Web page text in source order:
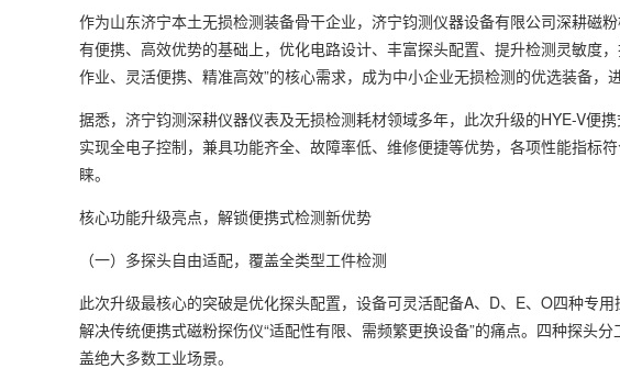
作为山东济宁本土无损检测装备骨干企业，济宁钧测仪器设备有限公司深耕
有便携、高效优势的基础上，优化电路设计、丰富探头配置、提升检测灵敏度
作业、灵活便携、精准高效”的核心需求，成为中小企业无损检测的优选装备，
据悉，济宁钧测深耕仪器仪表及无损检测耗材领域多年，此次升级的HYE-V便
实现全电子控制，兼具功能齐全、故障率低、维修便捷等优势，各项性能指标
睐。
核心功能升级亮点，解锁便携式检测新优势
（一）多探头自由适配，覆盖全类型工件检测
此次升级最核心的突破是优化探头配置，设备可灵活配备A、D、E、O四种专
解决传统便携式磁粉探伤仪“适配性有限、需频繁更换设备”的痛点。四种探头
盖绝大多数工业场景。